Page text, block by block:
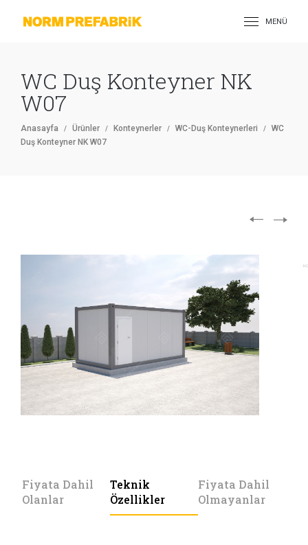
MENÜ
WC Duş Konteyner NK
W07
Anasayfa Ürünler Konteynerler WC-Duş Konteynerleri
WC
Duş Konteyner NK W07
Fiyata Dahil
Olanlar
Teknik
Özellikler
Fiyata Dahil
Olmayanlar